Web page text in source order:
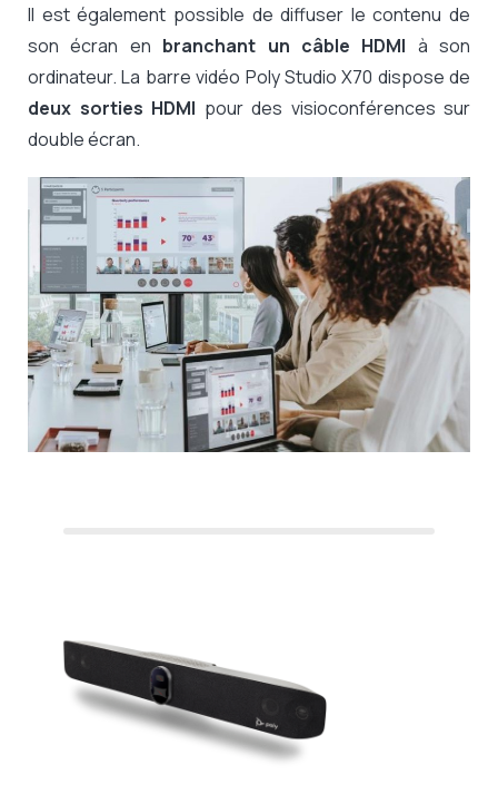
Il est également possible de diffuser le contenu de
son écran en branchant un câble HDMI à son
ordinateur. La barre vidéo Poly Studio X70 dispose de
deux sorties HDMI pour des visioconférences sur
double écran.